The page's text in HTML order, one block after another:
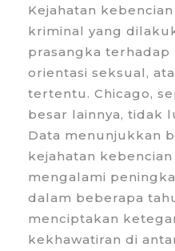
Kejahatan
kriminal yang
prasangka terhadap
orientasi seksual,
tertentu. Chicago,
besar lainnya, tidak
Data menunjukkan
kejahatan
mengalami
dalam beberapa
menciptakan
kekhawatiran di